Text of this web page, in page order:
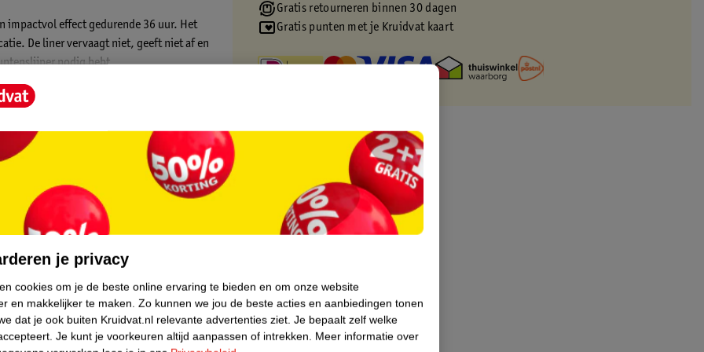
impactvol effect gedurende 36 uur. Het
De liner vervaagt niet, geeft niet af en
nodig hebt.
en geschikt voor gevoelige ogen
Gratis retourneren binnen 30 dagen
Gratis punten met je Kruidvat kaart
je privacy
cookies om je de beste online ervaring te bieden en om onze website
en makkelijker te maken. Zo kunnen we jou de beste acties en aanbiedingen tonen
dat je ook buiten Kruidvat.nl relevante advertenties ziet. Je bepaalt zelf welke
Je kunt je voorkeuren altijd aanpassen of intrekken. Meer informatie over